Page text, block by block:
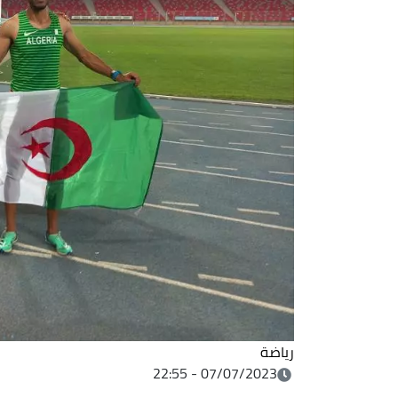
رياضة
07/07/2023 - 22:55